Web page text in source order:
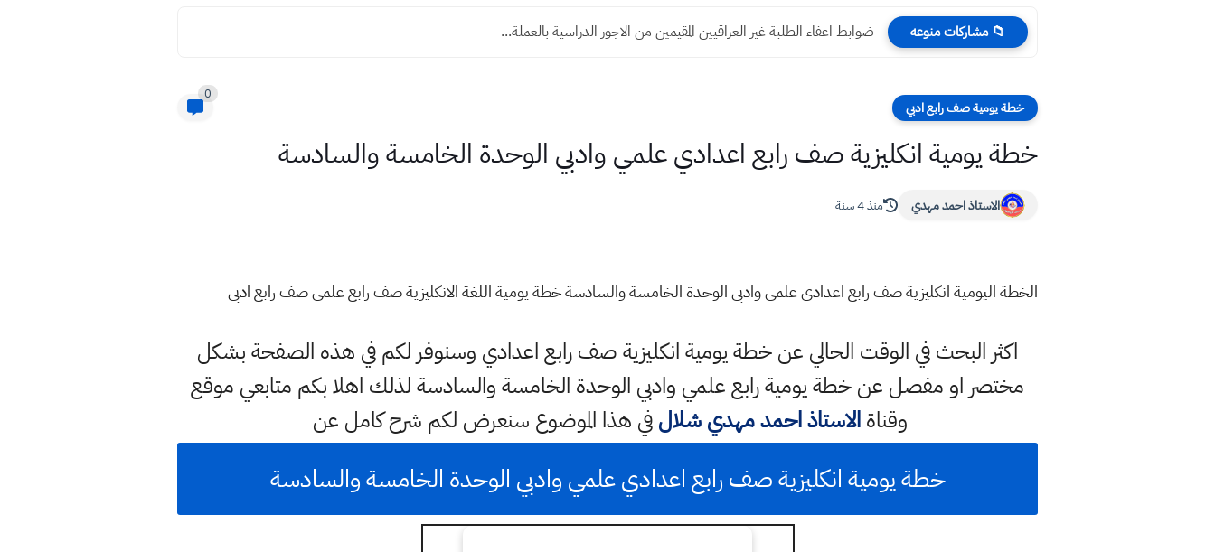
📁 مشاركات منوعه ضوابط اعفاء الطلبة غير العراقيين المقيمين من الاجور الدراسية بالعملة...
خطة يومية صف رابع ادبي
0
خطة يومية انكليزية صف رابع اعدادي علمي وادبي الوحدة الخامسة والسادسة
الاستاذ احمد مهدي منذ 4 سنة
الخطة اليومية انكليزية صف رابع اعدادي علمي وادبي الوحدة الخامسة والسادسة خطة يومية اللغة الانكليزية صف رابع علمي صف رابع ادبي
اكثر البحث في الوقت الحالي عن خطة يومية انكليزية صف رابع اعدادي وسنوفر لكم في هذه الصفحة بشكل
مختصر او مفصل عن خطة يومية رابع علمي وادبي الوحدة الخامسة والسادسة لذلك اهلا بكم متابعي موقع
وقناةالاستاذ احمد مهدي شلالفي هذا الموضوع سنعرض لكم شرح كامل عن
خطة يومية انكليزية صف رابع اعدادي علمي وادبي الوحدة الخامسة والسادسة